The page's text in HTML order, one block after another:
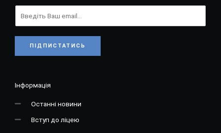
ПІДПИСТАТИСЬ
Інформація
Останні новини
Вступ до ліцею